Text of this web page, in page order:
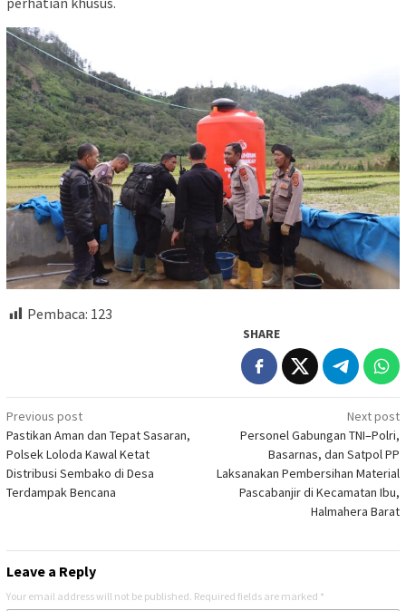
Pembaca: 123
SHARE
Post
navigation
Previous post
Pastikan Aman dan Tepat Sasaran,
Polsek Loloda Kawal Ketat
Distribusi Sembako di Desa
Terdampak Bencana
Next post
Personel Gabungan TNI–Polri,
Basarnas, dan Satpol PP
Laksanakan Pembersihan Material
Pascabanjir di Kecamatan Ibu,
Halmahera Barat
Leave a Reply
Your email address will not be published. Required fields are marked *